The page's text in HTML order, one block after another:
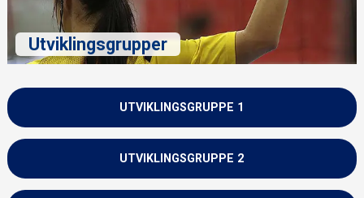
Utviklingsgrupper
UTVIKLINGSGRUPPE 1
UTVIKLINGSGRUPPE 2